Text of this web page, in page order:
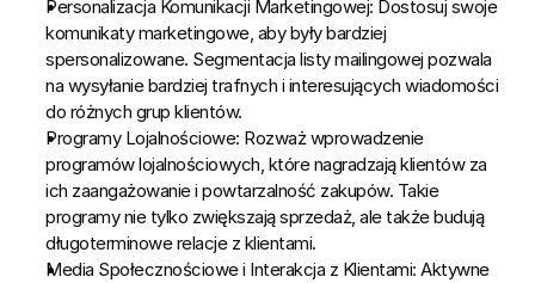
Personalizacja Komunikacji Marketingowej: Dostosuj swoje
komunikaty marketingowe, aby były bardziej
spersonalizowane. Segmentacja listy mailingowej pozwala
na wysyłanie bardziej trafnych i interesujących wiadomości
do różnych grup klientów.
Programy Lojalnościowe: Rozważ wprowadzenie
programów lojalnościowych, które nagradzają klientów za
ich zaangażowanie i powtarzalność zakupów. Takie
programy nie tylko zwiększają sprzedaż, ale także budują
długoterminowe relacje z klientami.
Media Społecznościowe i Interakcja z Klientami: Aktywne